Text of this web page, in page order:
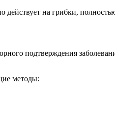
действует на грибки,
подтверждения
методы: